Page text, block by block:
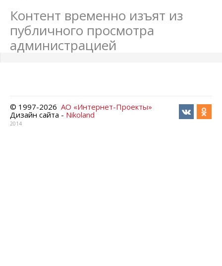
Контент временно изъят из
публичного просмотра
администрацией
© 1997-2026 АО «Интернет-Проекты»
Дизайн сайта - Nikoland
2014